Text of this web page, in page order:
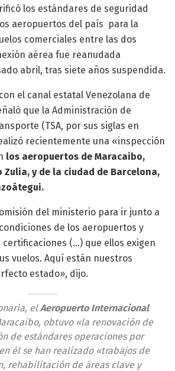
los estándares de seguridad
aeropuertos del país para la
comerciales entre las dos
aérea fue reanudada
abril, tras siete años suspendida.
el canal estatal Venezolana de
que la Administración de
(TSA, por sus siglas en
recientemente una «inspección
los aeropuertos de Maracaibo,
y de la ciudad de Barcelona,
del ministerio para ir junto a
de los aeropuertos y
certificaciones (…) que ellos exigen
vuelos. Aquí están nuestros
estado», dijo.
elAeropuerto Internacional
obtuvo «la renovación de
de estándares operaciones por
él se han realizado «trabajos de
rehabilitación de áreas clave y